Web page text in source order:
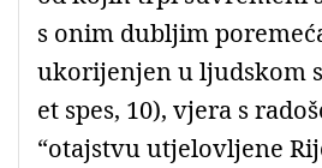
s onim dubljim
ukorijenjen u ljudskom
et spes, 10), vjera s
“otajstvu utjelovljene